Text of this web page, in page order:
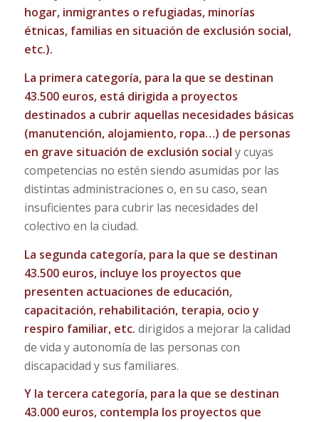
hogar, inmigrantes o refugiadas, minorías
étnicas, familias en situación de exclusión social,
etc.).
La primera categoría, para la que se destinan
43.500 euros, está dirigida a proyectos
destinados a cubrir aquellas necesidades básicas
(manutención, alojamiento, ropa…) de personas
en grave situación de exclusión social y cuyas
competencias no estén siendo asumidas por las
distintas administraciones o, en su caso, sean
insuficientes para cubrir las necesidades del
colectivo en la ciudad.
La segunda categoría, para la que se destinan
43.500 euros, incluye los proyectos que
presenten actuaciones de educación,
capacitación, rehabilitación, terapia, ocio y
respiro familiar, etc. dirigidos a mejorar la calidad
de vida y autonomía de las personas con
discapacidad y sus familiares.
Y la tercera categoría, para la que se destinan
43.000 euros, contempla los proyectos que